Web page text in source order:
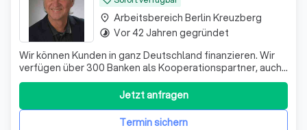
Wir können Kunden in ganz Deutschland finanzieren. Wir
verfügen über 300 Banken als Kooperationspartner, auch
Vollfinanzierung ohne Eigenkapital möglich. Interessant
auch Optimierung Ihrer bestehenden Finanzierungen
durch Zusammenfassung vorhandener Verbindlichkeiten
mit dem Ziel teils erheblicher R
Termin sichern
Jetzt anfragen
place Arbeitsbereich Berlin Kreuzberg
timelapse Vor 42 Jahren gegründet